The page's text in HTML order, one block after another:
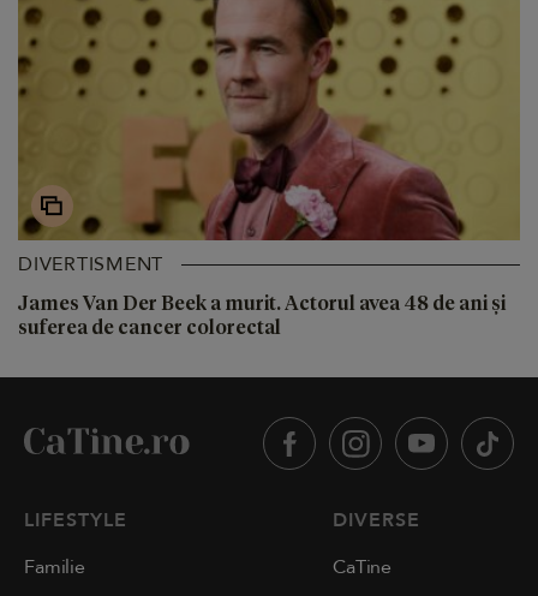
DIVERTISMENT
James Van Der Beek a murit. Actorul avea 48 de ani și
suferea de cancer colorectal
LIFESTYLE
Familie
DIVERSE
CaTine